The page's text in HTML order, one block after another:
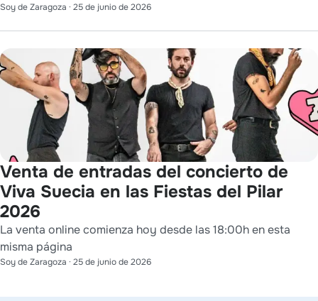
Soy de Zaragoza · 25 de junio de 2026
Venta de entradas del concierto de
Viva Suecia en las Fiestas del Pilar
2026
La venta online comienza hoy desde las 18:00h en esta
misma página
Soy de Zaragoza · 25 de junio de 2026